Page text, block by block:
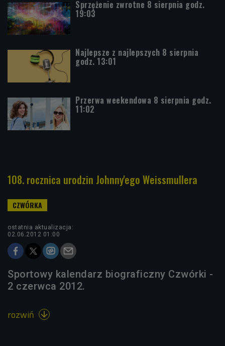
Sprzężenie zwrotne 8 sierpnia godz.
19:03
Najlepsze z najlepszych 8 sierpnia
godz. 13:01
Przerwa weekendowa 8 sierpnia godz.
11:02
108. rocznica urodzin Johnny'ego Weissmullera
ostatnia aktualizacja:
02.06.2012 01:00
Sportowy kalendarz biograficzny Czwórki -
2 czerwca 2012.
rozwiń 